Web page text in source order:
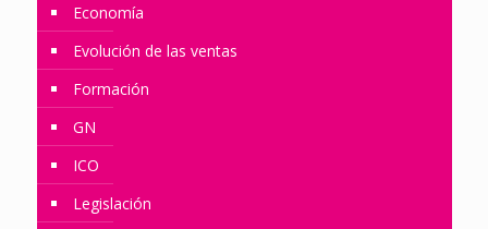
Economía
Evolución de las ventas
Formación
GN
ICO
Legislación